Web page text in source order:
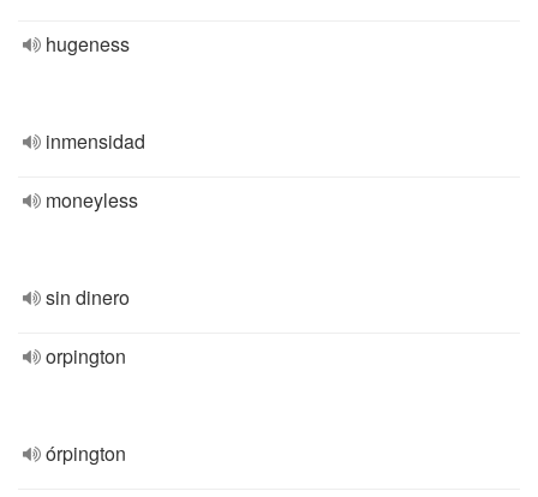
hugeness
inmensidad
moneyless
sin dinero
orpington
órpington